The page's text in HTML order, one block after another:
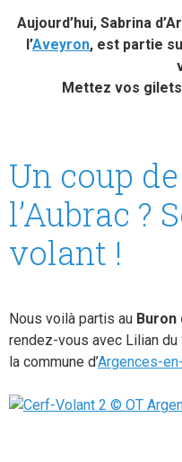
Aujourd’hui, Sabrina
l’Aveyron, est partie
Mettez vos
Un coup
l’Aubrac ?
volant !
Nous voilà partis au Buron
rendez-vous avec Lilian
la commune d’Argences-